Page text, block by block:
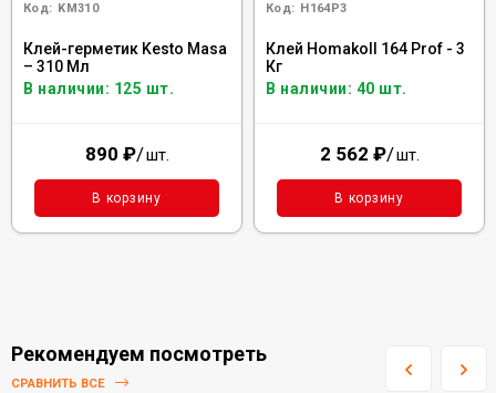
Код: KM310
Клей-герметик Kesto Masa
– 310 Мл
В наличии: 125 шт.
890 ₽/шт.
В корзину
Код: H164P3
Клей Homakoll 164 Prof - 3
Кг
В наличии: 40 шт.
2 562 ₽/шт.
В корзину
Рекомендуем посмотреть
СРАВНИТЬ ВСЕ